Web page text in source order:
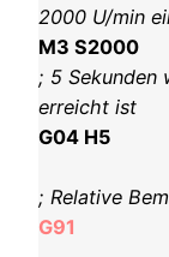
2000 U/min
M3 S2000
; 5 Sekunden
erreicht ist
G04 H5
; Relative
G91